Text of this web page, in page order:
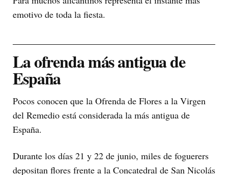
emotivo de toda la fiesta.
La ofrenda más antigua de
España
Pocos conocen que la Ofrenda de Flores a la Virgen
del Remedio está considerada la más antigua de
España.
Durante los días 21 y 22 de junio, miles de foguerers
depositan flores frente a la Concatedral de San Nicolás